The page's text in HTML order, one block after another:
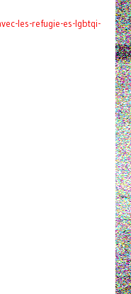
les-refugie-es-lgbtqi-